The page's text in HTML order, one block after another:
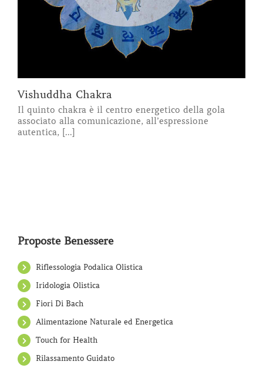
Vishuddha Chakra
Il quinto chakra è il centro energetico della gola
associato alla comunicazione, all’espressione
autentica, [...]
Proposte Benessere
Riflessologia Podalica Olistica
Iridologia Olistica
Fiori Di Bach
Alimentazione Naturale ed Energetica
Touch for Health
Rilassamento Guidato